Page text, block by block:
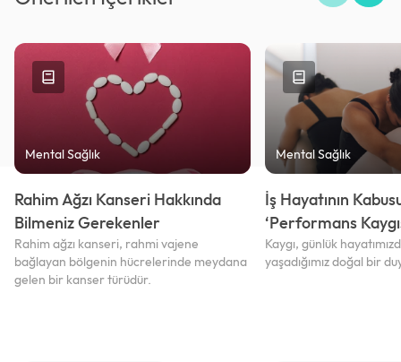
Mental Sağlık
Rahim Ağzı Kanseri Hakkında
Bilmeniz Gerekenler
Rahim ağzı kanseri, rahmi vajene
bağlayan bölgenin hücrelerinde meydana
gelen bir kanser türüdür.
Mental Sağlık
İş Hayatının
‘Performans
Kaygı, günlük
yaşadığımız doğal bir